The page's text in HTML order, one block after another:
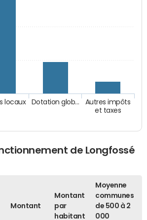
Autres impôts
et taxes
Dotation glob…
locaux
de Longfossé
Montant
Montant
par
habitant
Moyenne
communes
de 500 à 2
000